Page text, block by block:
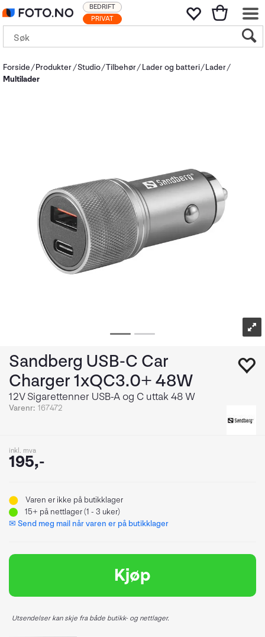
PRIVAT
BEDRIFT
Forside Produkter Studio Tilbehør Lader og batteri
Lader
Multilader
Sandberg USB-C Car
Charger 1xQC3.0+ 48W
12V Sigarettenner USB-A og C uttak 48 W
Varenr: 167472
inkl. mva
195,-
Varen er ikke på butikklager
15+ på nettlager (1 - 3 uker)
✉ Send meg mail når varen er på butikklager
Kjøp
Utsendelser kan skje fra både butikk- og nettlager.